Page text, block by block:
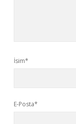
İsim*
E-Posta*